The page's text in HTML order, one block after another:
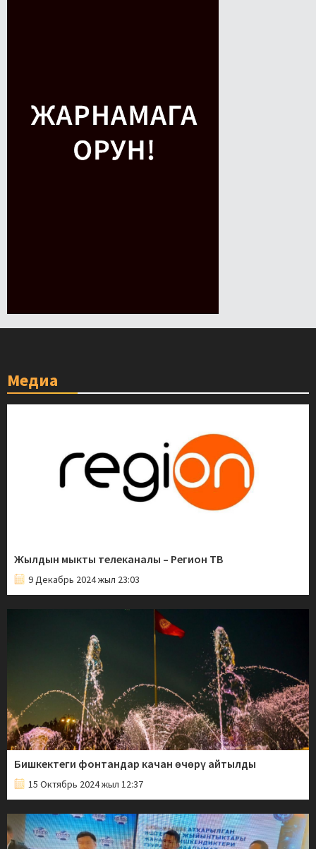
Медиа
Жылдын мыкты телеканалы – Регион ТВ
9 Декабрь 2024 жыл 23:03
Бишкектеги фонтандар качан өчөрү айтылды
15 Октябрь 2024 жыл 12:37